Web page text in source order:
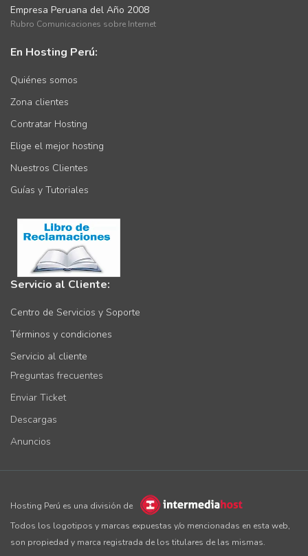
Empresa Peruana del Año 2008
Rubro Comunicaciones sobre Internet
En Hosting Perú:
Quiénes somos
Zona clientes
Contratar Hosting
Elige el mejor hosting
Nuestros Clientes
Guías y Tutoriales
Servicio al Cliente:
Centro de Servicios y Soporte
Términos y condiciones
Servicio al cliente
Preguntas frecuentes
Enviar Ticket
Descargas
Anuncios
Hosting Perú es una división de
Todos los logotipos y marcas expuestas y/o mencionadas en esta web,
son propiedad y marca registrada de los titulares de las mismas.